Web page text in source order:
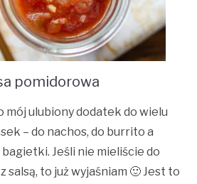
pomidorowa
mój ulubiony dodatek do wielu
– do nachos, do burrito a
Jeśli nie mieliście do
salsą, to już wyjaśniam 🙂 Jest to